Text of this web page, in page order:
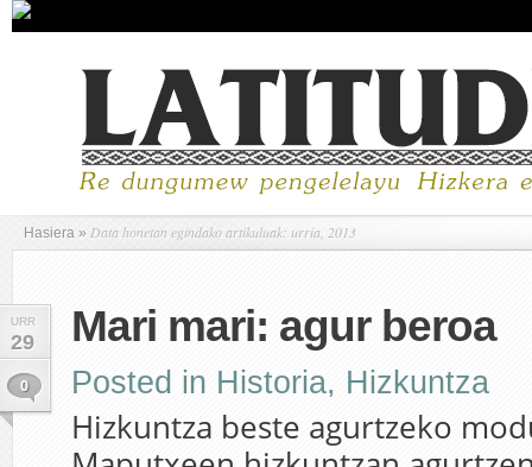
Hasiera » Data honetan egindako artikuluak: urria, 2013
URR
29
0
Mari mari: agur beroa
Posted in Historia, Hizkuntza
Hizkuntza beste agurtzeko